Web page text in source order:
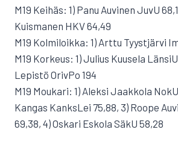
M19 Keihäs: 1) Panu Auvinen JuvU
Kuismanen HKV 64,49
M19 Kolmiloikka: 1) Arttu Tyystjärvi
M19 Korkeus: 1) Julius Kuusela
Lepistö OrivPo 194
M19 Moukari: 1) Aleksi Jaakkola
Kangas KanksLei 75,88, 3) Roope
69,38, 4) Oskari Eskola SäkU 58,28